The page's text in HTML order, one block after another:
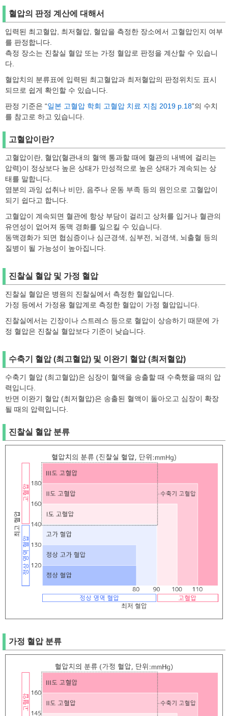
혈압의 판정 계산에 대해서
입력된 최고혈압, 최저혈압, 혈압을 측정한 장소에서 고혈압인지 여부
를 판정합니다.
측정 장소는 진찰실 혈압 또는 가정 혈압로 판정을 계산할 수 있습니
다.
혈압치의 분류표에 입력된 최고혈압과 최저혈압의 판정위치도 표시
되므로 쉽게 확인할 수 있습니다.
판정 기준은 “일본 고혈압 학회 고혈압 치료 지침 2019 p.18”의 수치
를 참고로 하고 있습니다.
고혈압이란?
고혈압이란, 혈압(혈관내의 혈액 통과할 때에 혈관의 내벽에 걸리는
압력)이 정상보다 높은 상태가 만성적으로 높은 상태가 계속되는 상
태를 말합니다.
염분의 과잉 섭취나 비만, 음주나 운동 부족 등의 원인으로 고혈압이
되기 쉽다고 합니다.
고혈압이 계속되면 혈관에 항상 부담이 걸리고 상처를 입거나 혈관의
유연성이 없어져 동맥 경화를 일으킬 수 있습니다.
동맥경화가 되면 협심증이나 심근경색, 심부전, 뇌경색, 뇌출혈 등의
질병이 될 가능성이 높아집니다.
진찰실 혈압 및 가정 혈압
진찰실 혈압은 병원의 진찰실에서 측정한 혈압입니다.
가정 등에서 가정용 혈압계로 측정한 혈압이 가정 혈압입니다.
진찰실에서는 긴장이나 스트레스 등으로 혈압이 상승하기 때문에 가
정 혈압은 진찰실 혈압보다 기준이 낮습니다.
수축기 혈압 (최고혈압) 및 이완기 혈압 (최저혈압)
수축기 혈압 (최고혈압)은 심장이 혈액을 송출할 때 수축했을 때의 압
력입니다.
반면 이완기 혈압 (최저혈압)은 송출된 혈액이 돌아오고 심장이 확장
될 때의 압력입니다.
진찰실 혈압 분류
가정 혈압 분류